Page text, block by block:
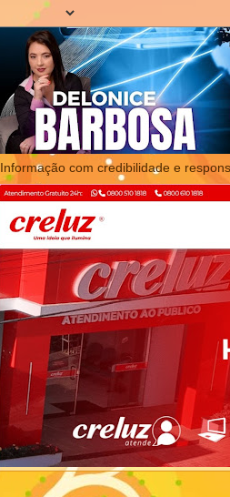
Informação com credibilidade e